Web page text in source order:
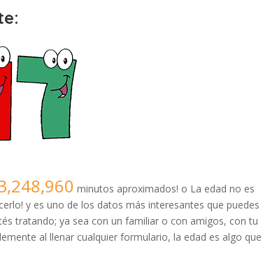
minutos aproximados! o La edad no es
y es uno de los datos más interesantes que puedes
tratando; ya sea con un familiar o con amigos, con tu
al llenar cualquier formulario, la edad es algo que